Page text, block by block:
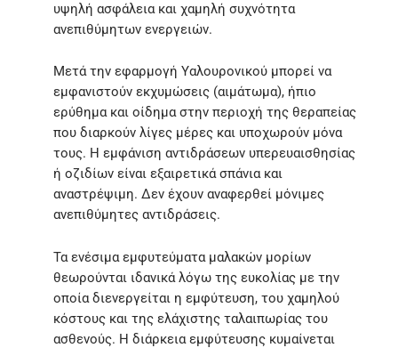
υψηλή ασφάλεια και χαμηλή συχνότητα
ανεπιθύμητων ενεργειών.
Μετά την εφαρμογή Υαλουρονικού μπορεί να
εμφανιστούν εκχυμώσεις (αιμάτωμα), ήπιο
ερύθημα και οίδημα στην περιοχή της θεραπείας
που διαρκούν λίγες μέρες και υποχωρούν μόνα
τους. Η εμφάνιση αντιδράσεων υπερευαισθησίας
ή οζιδίων είναι εξαιρετικά σπάνια και
αναστρέψιμη. Δεν έχουν αναφερθεί μόνιμες
ανεπιθύμητες αντιδράσεις.
Τα ενέσιμα εμφυτεύματα μαλακών μορίων
θεωρούνται ιδανικά λόγω της ευκολίας με την
οποία διενεργείται η εμφύτευση, του χαμηλού
κόστους και της ελάχιστης ταλαιπωρίας του
ασθενούς. Η διάρκεια εμφύτευσης κυμαίνεται